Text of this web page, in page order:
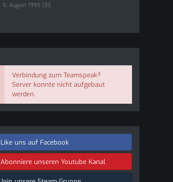
6. August 1995 (31)
Verbindung zum Teamspeak³
Server konnte nicht aufgebaut
werden.
Like uns auf Facebook
Abonniere unseren Youtube Kanal